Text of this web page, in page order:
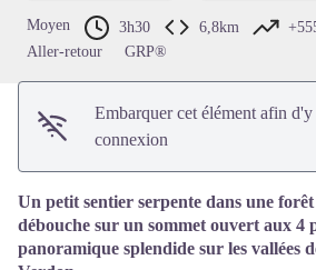
Moyen 3h30 6,8km
Aller-retour
GRP®
Embarquer cet élément afin
connexion
Un petit sentier serpente dans une forêt
débouche sur un sommet ouvert aux 4
panoramique splendide sur les vallées